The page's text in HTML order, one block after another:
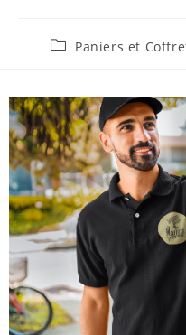
Paniers et